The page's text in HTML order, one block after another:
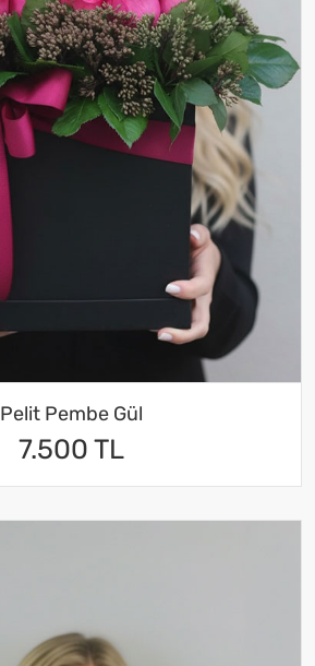
Pelit Pembe Gül
7.500 TL